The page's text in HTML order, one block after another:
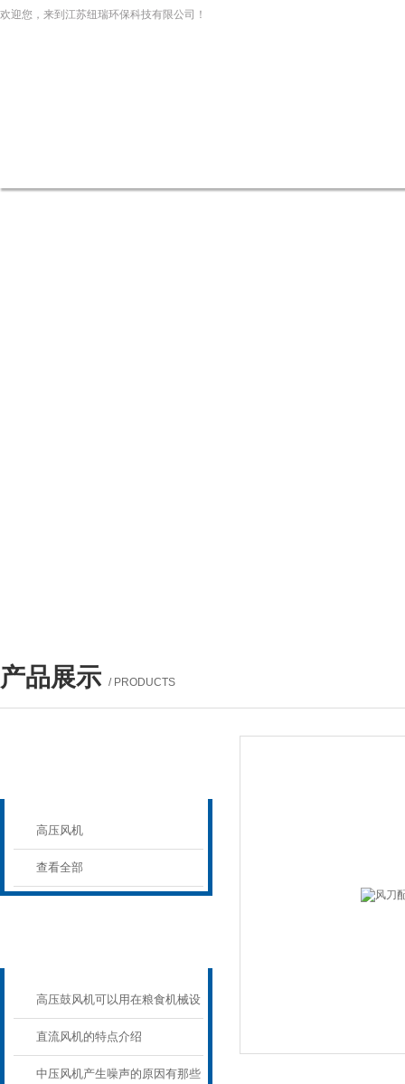
欢迎您，来到江苏纽瑞环保科技有限公司！
产品展示 / PRODUCTS
高压风机
查看全部
高压鼓风机可以用在粮食机械设
备上吗？
直流风机的特点介绍
中压风机产生噪声的原因有那些